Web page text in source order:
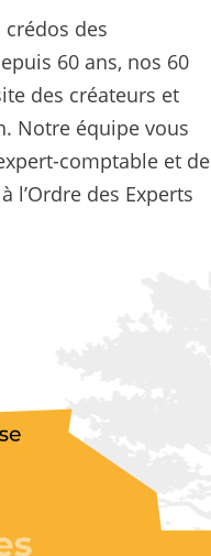
des
60 ans, nos 60
des créateurs et
Notre équipe vous
comptable et de
l’Ordre des Experts